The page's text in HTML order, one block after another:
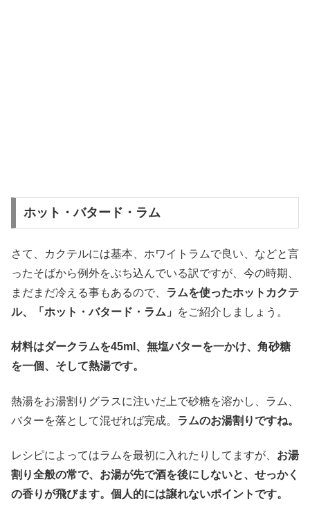
ホット・バタード・ラム
さて、カクテルには基本、ホワイトラムで良い、などと言
ったそばから例外をぶち込んでいる訳ですが、今の時期、
まだまだ冷える事もあるので、 ラムを使ったホットカクテ
ル、「ホット・バタード・ラム」
をご紹介しましょう。
材料はダークラムを45ml、無塩バターを一かけ、角砂糖
を一個、そして熱湯です。
熱湯をお湯割りグラスに注いだ上で砂糖を溶かし、ラム、
バターを落として混ぜれば完成。 ラムのお湯割りですね。
レシピによってはラムを最初に入れたりしてますが、 お湯
割り全般の常で、お湯が先で酒を後にしないと、せっかく
の香りが飛びます。個人的には譲れないポイントです。